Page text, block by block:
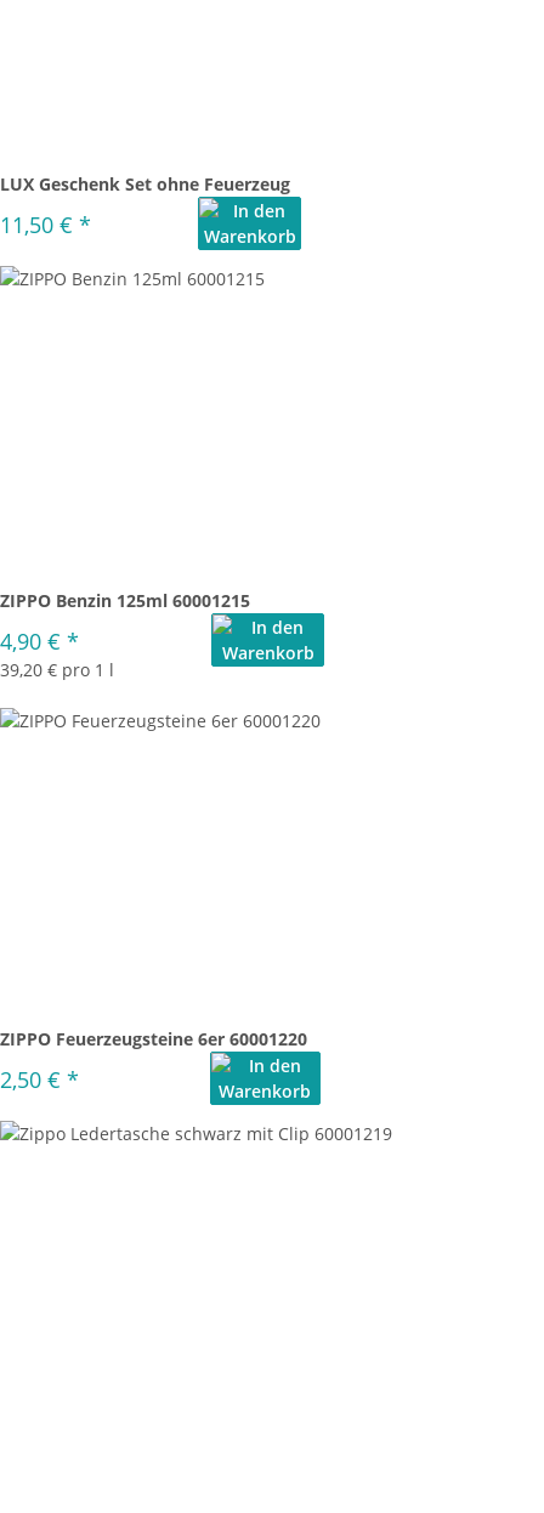
LUX Geschenk Set ohne Feuerzeug
11,50 € *
ZIPPO Benzin 125ml 60001215
4,90 € *
39,20 € pro 1 l
ZIPPO Feuerzeugsteine 6er 60001220
2,50 € *